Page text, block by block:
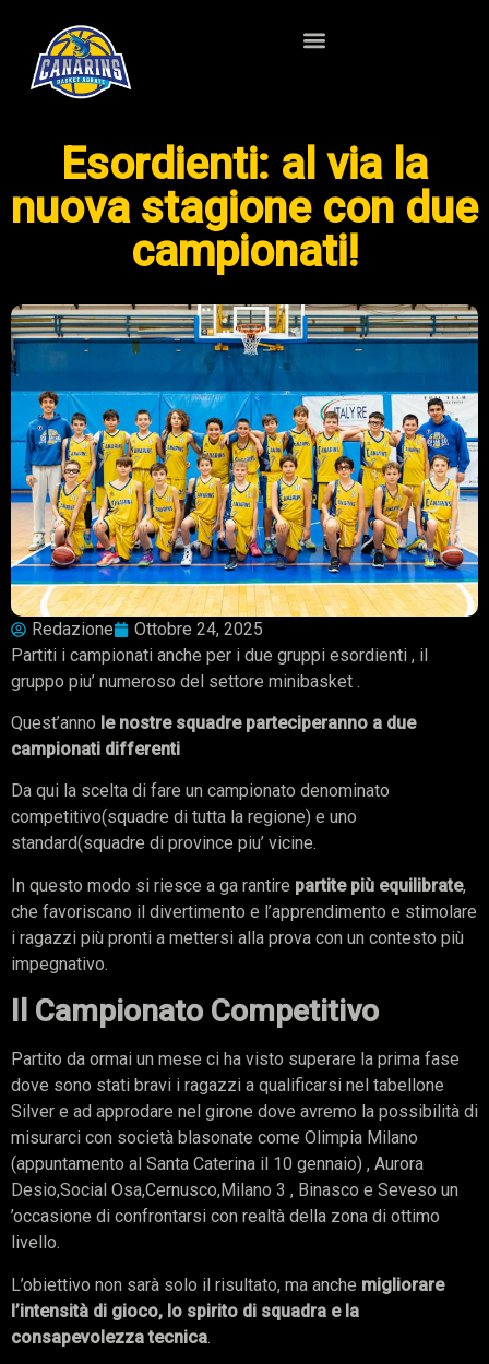
Esordienti: al via la
nuova stagione con due
campionati!
Redazione
Ottobre 24, 2025
Partiti i campionati anche per i due gruppi esordienti , il
gruppo piu’ numeroso del settore minibasket .
Quest’anno le nostre squadre parteciperanno a due
campionati differenti
Da qui la scelta di fare un campionato denominato
competitivo(squadre di tutta la regione) e uno
standard(squadre di province piu’ vicine.
In questo modo si riesce a ga rantire partite più equilibrate,
che favoriscano il divertimento e l’apprendimento e stimolare
i ragazzi più pronti a mettersi alla prova con un contesto più
impegnativo.
Il Campionato Competitivo
Partito da ormai un mese ci ha visto superare la prima fase
dove sono stati bravi i ragazzi a qualificarsi nel tabellone
Silver e ad approdare nel girone dove avremo la possibilità di
misurarci con società blasonate come Olimpia Milano
(appuntamento al Santa Caterina il 10 gennaio) , Aurora
Desio,Social Osa,Cernusco,Milano 3 , Binasco e Seveso un
’occasione di confrontarsi con realtà della zona di ottimo
livello.
L’obiettivo non sarà solo il risultato, ma anche migliorare
l’intensità di gioco, lo spirito di squadra e la
consapevolezza tecnica.